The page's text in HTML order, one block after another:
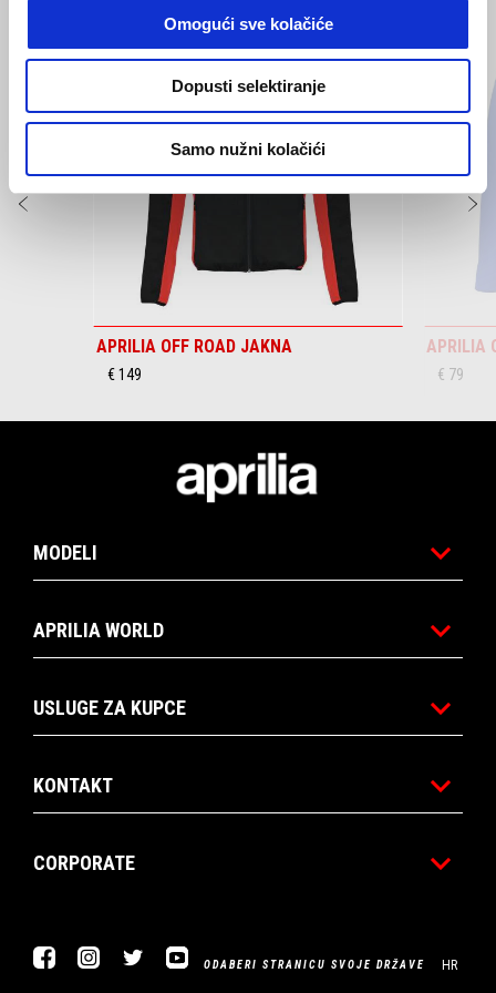
Omogući sve kolačiće
Dopusti selektiranje
Samo nužni kolačići
APRILIA OFF ROAD JAKNA
€ 149
APRILIA
€ 79
MODELI
APRILIA WORLD
USLUGE ZA KUPCE
KONTAKT
CORPORATE
FacebookInstagram
Twitter YouTube
ODABERI STRANICU SVOJE DRŽAVE HR